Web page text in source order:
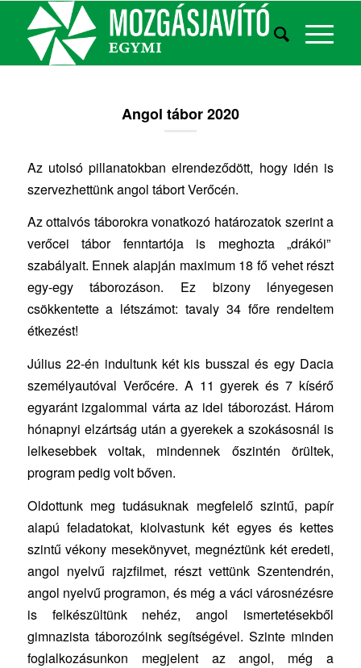
Angol tábor 2020
Az utolsó pillanatokban elrendeződött, hogy idén is
szervezhettünk angol tábort Verőcén.
Az ottalvós táborokra vonatkozó határozatok szerint a
verőcei tábor fenntartója is meghozta „drákói”
szabályait. Ennek alapján maximum 18 fő vehet részt
egy-egy táborozáson. Ez bizony lényegesen
csökkentette a létszámot: tavaly 34 főre rendeltem
étkezést!
Július 22-én indultunk két kis busszal és egy Dacia
személyautóval Verőcére. A 11 gyerek és 7 kísérő
egyaránt izgalommal várta az idei táborozást. Három
hónapnyi elzártság után a gyerekek a szokásosnál is
lelkesebbek voltak, mindennek őszintén örültek,
program pedig volt bőven.
Oldottunk meg tudásuknak megfelelő szintű, papír
alapú feladatokat, kiolvastunk két egyes és kettes
szintű vékony mesekönyvet, megnéztünk két eredeti,
angol nyelvű rajzfilmet, részt vettünk Szentendrén,
angol nyelvű programon, és még a váci városnézésre
is felkészültünk nehéz, angol ismertetésekből
gimnazista táborozóink segítségével. Szinte minden
foglalkozásunkon megjelent az angol, még a